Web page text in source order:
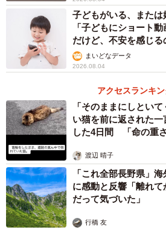
子どもがいる、また
「子どもにショート
だけど、不安を感じる
まいどなデータ
2026.08.04
アクセスランキ
「そのままにしとい
い猫を前に返された
した4日間 「命の重
渡辺 晴子
「これ全部長野県」
に感動と反響「離れ
だって気づいた」
行橋 友